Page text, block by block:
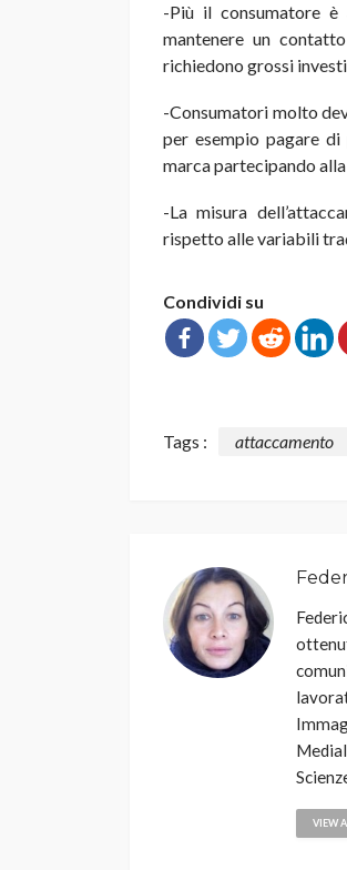
-Più il consumatore
mantenere un
richiedono grossi
-Consumatori molto
per esempio pagare
marca partecipando
-La misura
rispetto alle variabili
Condividi su
Tags : attaccamento
VIEW